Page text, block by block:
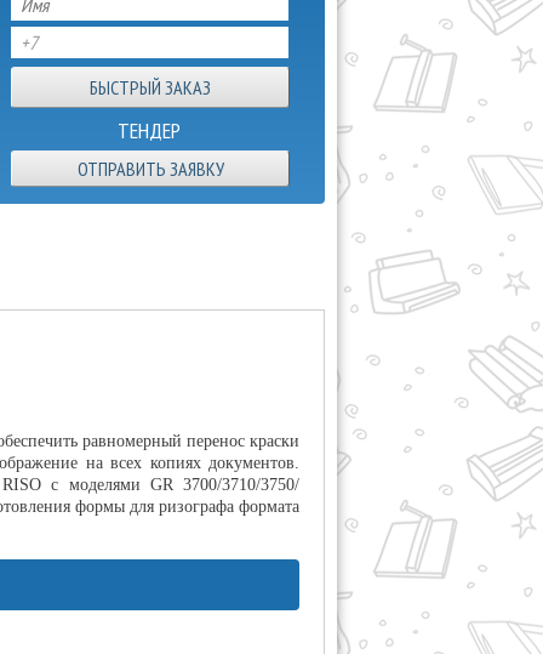
ТЕНДЕР
ОТПРАВИТЬ ЗАЯВКУ
равномерный перенос краски
на всех копиях документов.
с моделями GR 3700/3710/3750/
формы для ризографа формата